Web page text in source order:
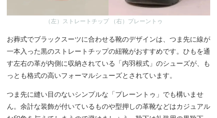
（左）ストレートチップ （右）プレーントゥ
お葬式でブラックスーツに合わせる靴のデザインは、つま先に線が
一本入った黒のストレートチップの紐靴がおすすめです。ひもを通
す左右の革が内側に収納されている「内羽根式」のシューズが、も
っとも格式の高いフォーマルシューズとされています。
つま先に縫い目のないシンプルな「プレーントゥ」でも構いませ
ん。余計な装飾が付いているものや型押しの革靴などはカジュアル